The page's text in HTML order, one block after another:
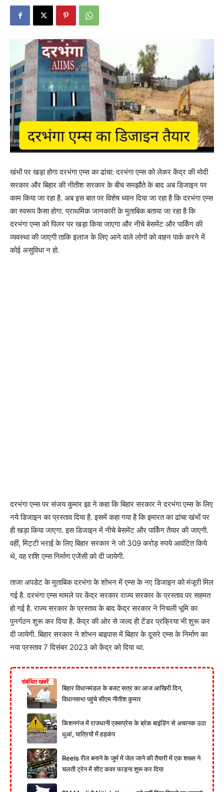
खंभों पर खड़ा होगा दरभंगा एम्स का ढांचा: दरभंगा एम्स को लेकर केंद्र की मोदी
सरकार और बिहार की नीतीश सरकार के बीच समझौते के बाद अब डिजाइन पर
काम किया जा रहा है. अब इस बात पर विशेष ध्यान दिया जा रहा है कि दरभंगा एम्स
का स्वरूप कैसा होगा. प्राथमिक जानकारी के मुताबिक बताया जा रहा है कि
दरभंगा एम्स को पिलर पर खड़ा किया जाएगा और नीचे बेसमेंट और पार्किंग की
व्यवस्था की जाएगी ताकि इलाज के लिए आने वाले लोगों को वाहन पार्क करने में
कोई असुविधा न हो.
दरभंगा एम्स पर संजय कुमार झा ने कहा कि बिहार सरकार ने दरभंगा एम्स के लिए
नये डिजाइन का प्रस्ताव दिया है. इसमें कहा गया है कि इमारत का ढांचा खंभों पर
ही खड़ा किया जाएगा. इस डिजाइन में नीचे बेसमेंट और पार्किंग तैयार की जाएगी.
वहीं, मिट्टी भराई के लिए बिहार सरकार ने जो 309 करोड़ रुपये आवंटित किये
थे, वह राशि एम्स निर्माण एजेंसी को दी जायेगी.
ताजा अपडेट के मुताबिक दरभंगा के शोभन में एम्स के नए डिजाइन को मंजूरी मिल
गई है. दरभंगा एम्स मामले पर केंद्र सरकार राज्य सरकार के प्रस्ताव पर सहमत
हो गई है. राज्य सरकार के प्रस्ताव के बाद केंद्र सरकार ने निचली भूमि का
पुनर्गठन शुरू कर दिया है. केंद्र की ओर से जल्द ही टेंडर प्रक्रिया भी शुरू कर
दी जायेगी. बिहार सरकार ने शोभन बाइपास में बिहार के दूसरे एम्स के निर्माण का
नया प्रस्ताव 7 दिसंबर 2023 को केंद्र को दिया था.
संबंधित खबरें
बिहार विधानमंडल के बजट सत्र का आज आखिरी दिन,
विधानसभा पहुंचे सीएम नीतीश कुमार
किशनगंज में राजधानी एक्सप्रेस के ब्रेक बाइंडिंग से अचानक उठा
धुआं, यात्रियों में हड़कंप
Reels रील बनाने के जुर्म में जेल जाने की तैयारी में एक शख्स ने
चलती ट्रेन में सीट कवर फाड़ना शुरू कर दिया